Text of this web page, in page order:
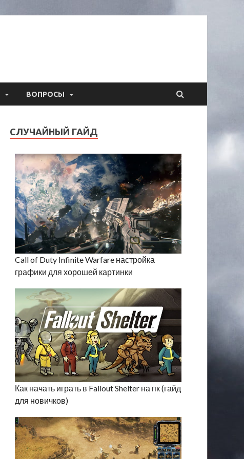
ВОПРОСЫ
СЛУЧАЙНЫЙ ГАЙД
Call of Duty Infinite Warfare настройка
графики для хорошей картинки
Как начать играть в Fallout Shelter на пк (гайд
для новичков)